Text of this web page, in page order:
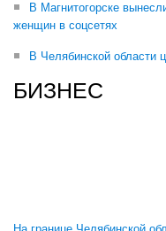
В Магнитогорске
женщин в соцсетях
В Челябинской области
БИЗНЕС